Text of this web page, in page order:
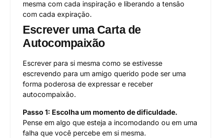
mesma com cada inspiração e liberando a tensão
com cada expiração.
Escrever uma Carta de
Autocompaixão
Escrever para si mesma como se estivesse
escrevendo para um amigo querido pode ser uma
forma poderosa de expressar e receber
autocompaixão.
Passo 1: Escolha um momento de dificuldade.
Pense em algo que esteja a incomodando ou em uma
falha que você percebe em si mesma.